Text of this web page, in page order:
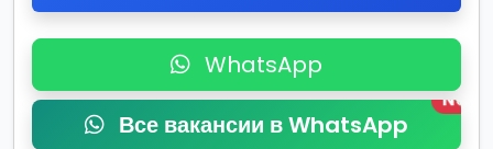
WhatsApp
Все вакансии в WhatsApp
New